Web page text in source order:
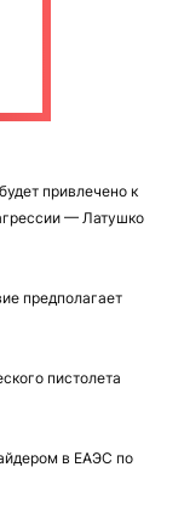
привлечено к
— Латушко
предполагает
пистолета
в ЕАЭС по